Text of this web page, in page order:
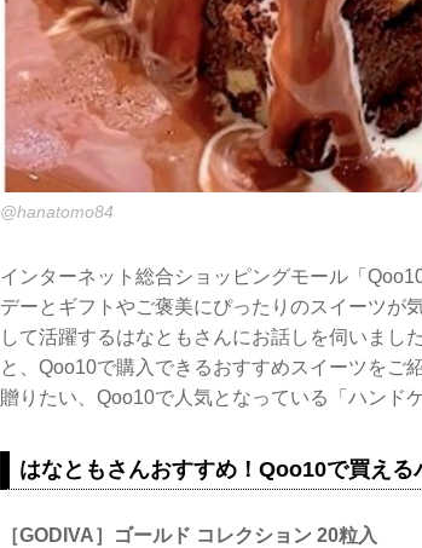
@hanatomo84
インターネット総合ショッピングモール「
デーとギフトやご褒美にぴったりのスイーツが
して活躍するはなともさんにお話しを伺いまし
と、Qoo10で購入できるおすすめスイーツをご
贈りたい、Qoo10で人気となっている「ハンド
はなともさんおすすめ！Qoo10で買える
［GODIVA］ゴールド コレクション 20粒入